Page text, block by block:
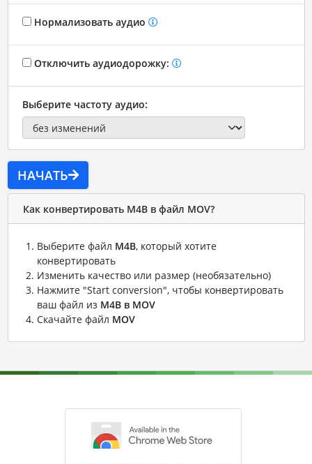
Нормализовать аудио
Отключить аудиодорожку:
Выберите частоту аудио:
НАЧАТЬ
Как конвертировать M4B в файл MOV?
Выберите файл M4B, который хотите
конвертировать
Изменить качество или размер (необязательно)
Нажмите "Start conversion", чтобы конвертировать
ваш файл из M4B в MOV
Скачайте файл MOV